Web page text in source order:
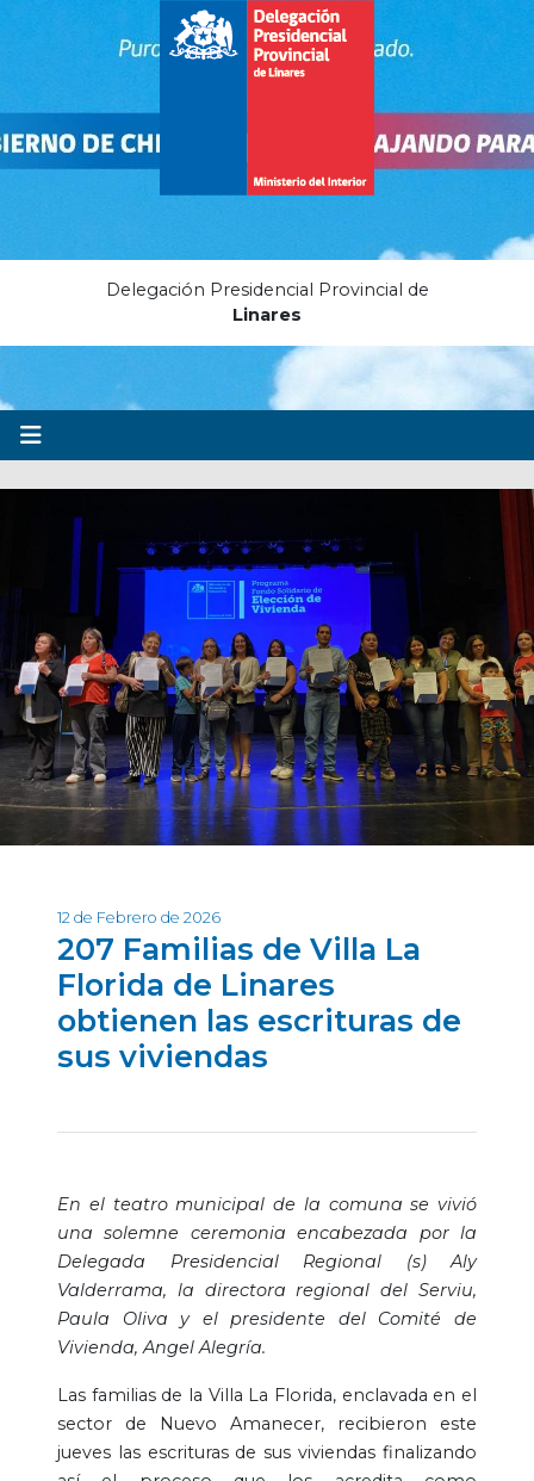
Delegación Presidencial Provincial de
Linares
12 de Febrero de 2026
207 Familias de Villa La
Florida de Linares
obtienen las escrituras de
sus viviendas
En el teatro municipal de la comuna se vivió
una solemne ceremonia encabezada por la
Delegada Presidencial Regional (s) Aly
Valderrama, la directora regional del Serviu,
Paula Oliva y el presidente del Comité de
Vivienda, Angel Alegría.
Las familias de la Villa La Florida, enclavada en el
sector de Nuevo Amanecer, recibieron este
jueves las escrituras de sus viviendas finalizando